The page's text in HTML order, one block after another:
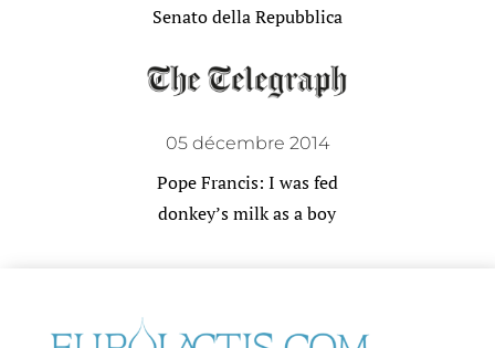
Senato della Repubblica
05 décembre 2014
Pope Francis: I was fed
donkey’s milk as a boy